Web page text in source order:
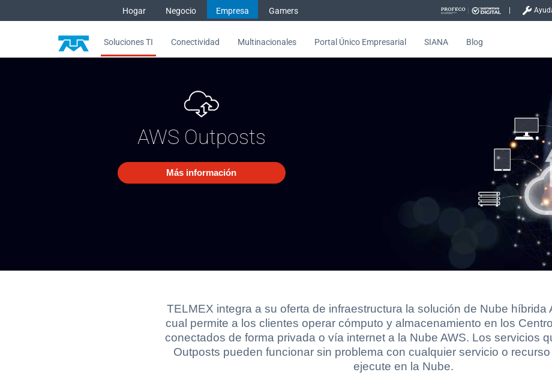
Hogar Negocio Empresa Gamers
Soluciones TI Conectividad Multinacionales Portal Único Empresarial SIANA Blog
AWS Outposts
Más información
TELMEX integra a su oferta de infraestructura la solución de Nube híbrida
cual permite a los clientes operar cómputo y almacenamiento en los
conectados de forma privada o vía internet a la Nube AWS. Los servicios
Outposts pueden funcionar sin problema con cualquier servicio o
ejecute en la Nube.